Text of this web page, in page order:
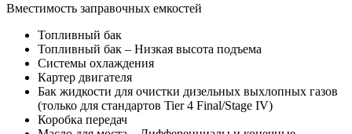
Вместимость заправочных емкостей
Топливный бак
Топливный бак – Низкая высота подъема
Системы охлаждения
Картер двигателя
Бак жидкости для очистки дизельных выхлопных газов
(только для стандартов Tier 4 Final/Stage IV)
Коробка передач